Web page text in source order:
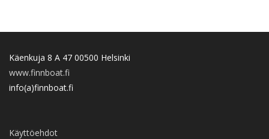
Käenkuja 8 A 47 00500 Helsinki
www.finnboat.fi
info(a)finnboat.fi
Käyttöehdot